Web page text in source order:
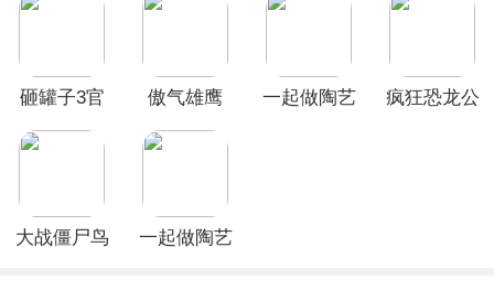
砸罐子3官
傲气雄鹰
一起做陶艺
疯狂恐龙公
大战僵尸鸟
一起做陶艺